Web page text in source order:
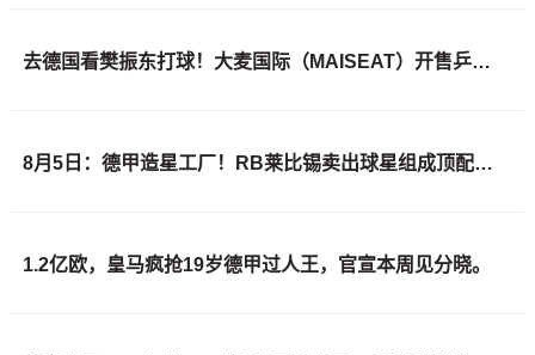
去德国看樊振东打球！大麦国际（MAISEAT）开售乒乓球德甲门票
8月5日：德甲造星工厂！RB莱比锡卖出球星组成顶配阵容，放到欧冠能争冠？
1.2亿欧，皇马疯抢19岁德甲过人王，官宣本周见分晓。